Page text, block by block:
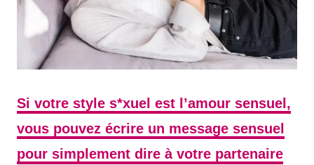
Si votre style s*xuel est l’amour sensuel,
vous pouvez écrire un message sensuel
pour simplement dire à votre partenaire